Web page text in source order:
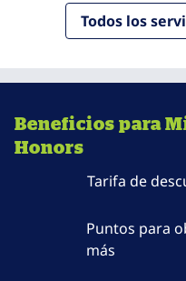
Todos los
Beneficios para
Honors
Tarifa de
Puntos para
más